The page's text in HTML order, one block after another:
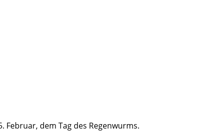
dem Tag des Regenwurms.